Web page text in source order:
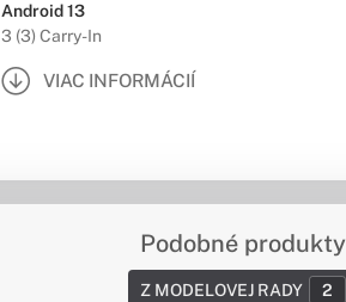
Android 13
3 (3) Carry-In
VIAC INFORMÁCIÍ
Podobné produkty
Z MODELOVEJ RADY 2